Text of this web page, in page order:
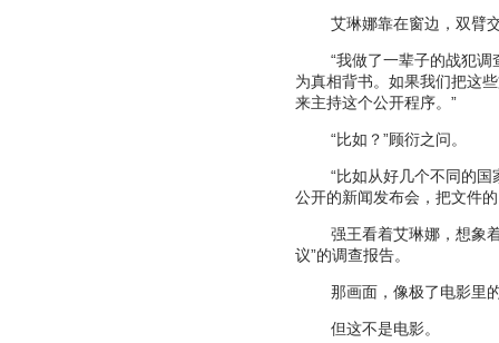
艾琳娜靠在窗边，双臂
“我做了一辈子的战犯调
为真相背书。如果我们把这
来主持这个公开程序。 ”
“比如？”顾衍之问。
“比如从好几个不同的
公开的新闻发布会，把文件
强王看着艾琳娜，想象
议”的调查报告。
那画面，像极了电影里
但这不是电影。